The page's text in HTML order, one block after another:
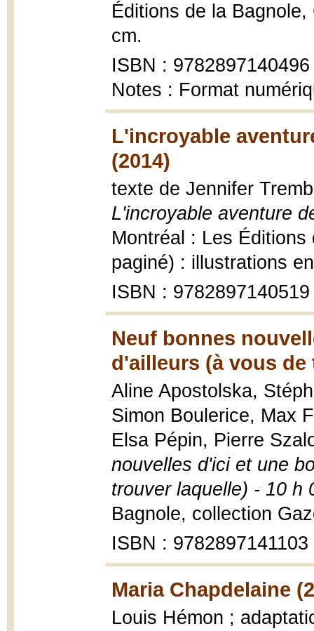
Éditions de la
cm.
ISBN : 9782897140496
Notes : Format
L'incroyable
(2014)
texte de Jennifer
L'incroyable aventure
Montréal : Les
paginé) : illustrations
ISBN : 9782897140519
Neuf bonnes
d'ailleurs (à vous de
Aline Apostolska,
Simon Boulerice, Max
Elsa Pépin, Pierre
nouvelles d'ici et une
trouver laquelle) - 10 h
Bagnole, collection
ISBN : 9782897141103
Maria Chapdelaine
Louis Hémon ;